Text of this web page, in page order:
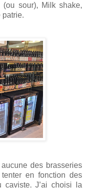
(ou sour), Milk shake,
patrie.
des brasseries
en fonction des
J’ai choisi la